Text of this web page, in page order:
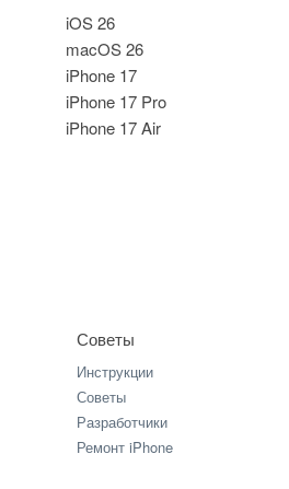
iOS 26
macOS 26
iPhone 17
iPhone 17 Pro
iPhone 17 Air
Советы
Инструкции
Советы
Разработчики
Ремонт iPhone